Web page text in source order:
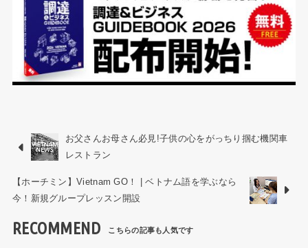
お父さんお母さん必見!子供の心をがっちり掴む機関車
レストラン
【ホーチミン】Vietnam GO！ | ベトナム語を学ぶなら
今！新規グループレッスン開設
RECOMMEND